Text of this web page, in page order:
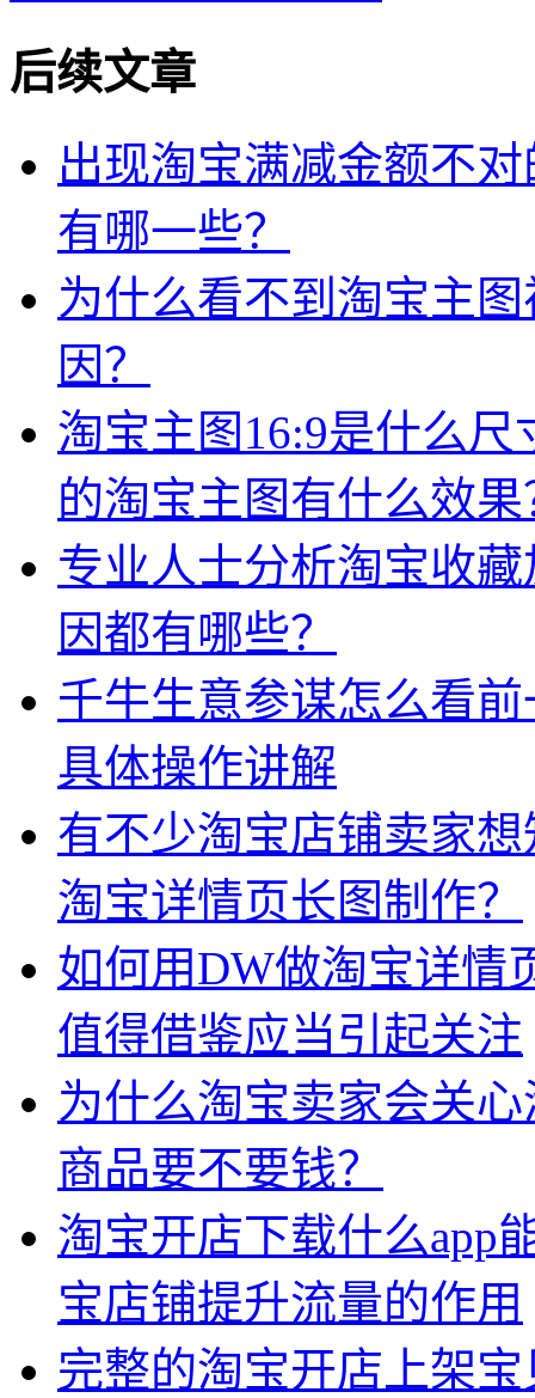
后续文章
出现淘宝满减金额不
有哪一些？
为什么看不到淘宝主
因？
淘宝主图16:9是什么尺
的淘宝主图有什么效果
专业人士分析淘宝收
因都有哪些？
千牛生意参谋怎么看
具体操作讲解
有不少淘宝店铺卖家想
淘宝详情页长图制作？
如何用DW做淘宝详情
值得借鉴应当引起关注
为什么淘宝卖家会关
商品要不要钱？
淘宝开店下载什么app
宝店铺提升流量的作用
完整的淘宝开店上架